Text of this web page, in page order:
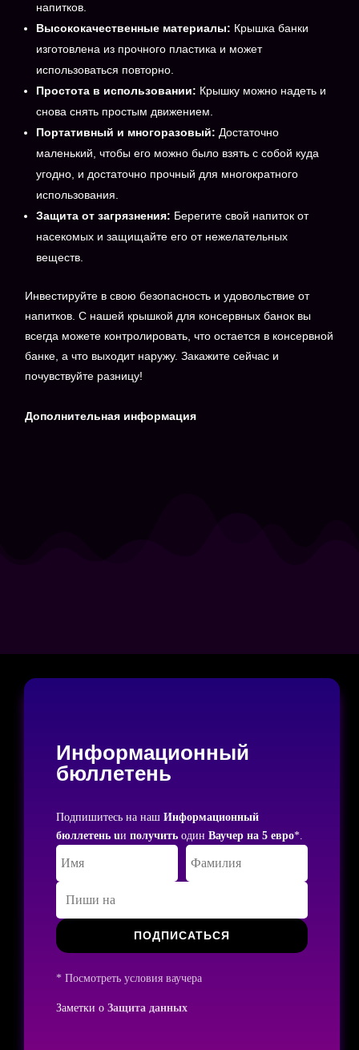
напитков.
Высококачественные материалы: Крышка банки
изготовлена из прочного пластика и может
использоваться повторно.
Простота в использовании: Крышку можно надеть и
снова снять простым движением.
Портативный и многоразовый: Достаточно
маленький, чтобы его можно было взять с собой куда
угодно, и достаточно прочный для многократного
использования.
Защита от загрязнения: Берегите свой напиток от
насекомых и защищайте его от нежелательных
веществ.
Инвестируйте в свою безопасность и удовольствие от
напитков. С нашей крышкой для консервных банок вы
всегда можете контролировать, что остается в консервной
банке, а что выходит наружу. Закажите сейчас и
почувствуйте разницу!
Дополнительная информация
Информационный
бюллетень
Подпишитесь на наш Информационный
бюллетень uи получитьодин Ваучер на 5 евро*.
ПОДПИСАТЬСЯ
* Посмотреть условия ваучера
Заметки о Защита данных